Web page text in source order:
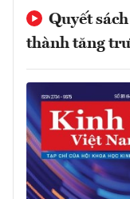
Quyết
thành tăng